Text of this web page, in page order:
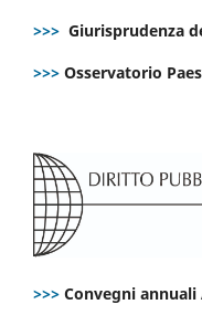
>>> Giurisprudenza
>>> Osservatorio
>>> Convegni annuali